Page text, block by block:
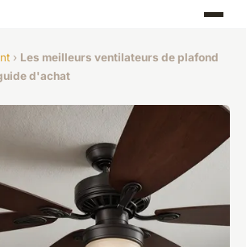
› Les meilleurs ventilateurs de plafond
d'achat